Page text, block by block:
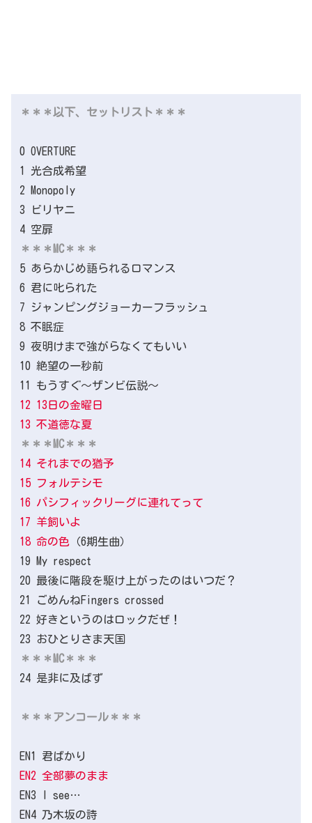
＊＊＊以下、セットリスト＊＊＊
0 OVERTURE
1 光合成希望
2 Monopoly
3 ビリヤニ
4 空扉
＊＊＊MC＊＊＊
5 あらかじめ語られるロマンス
6 君に叱られた
7 ジャンピングジョーカーフラッシュ
8 不眠症
9 夜明けまで強がらなくてもいい
10 絶望の一秒前
11 もうすぐ～ザンビ伝説～
12 13日の金曜日
13 不道徳な夏
＊＊＊MC＊＊＊
14 それまでの猶予
15 フォルテシモ
16 パシフィックリーグに連れてって
17 羊飼いよ
18 命の色 （6期生曲）
19 My respect
20 最後に階段を駆け上がったのはいつだ？
21 ごめんねFingers crossed
22 好きというのはロックだぜ！
23 おひとりさま天国
＊＊＊MC＊＊＊
24 是非に及ばず
＊＊＊アンコール＊＊＊
EN1 君ばかり
EN2 全部夢のまま
EN3 I see…
EN4 乃木坂の詩